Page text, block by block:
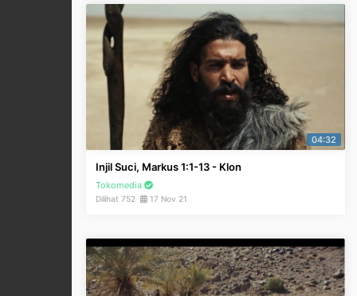
04:32
Injil Suci, Markus 1:1-13 - Klon
Tokomedia
Dilihat 752 17 Nov 21